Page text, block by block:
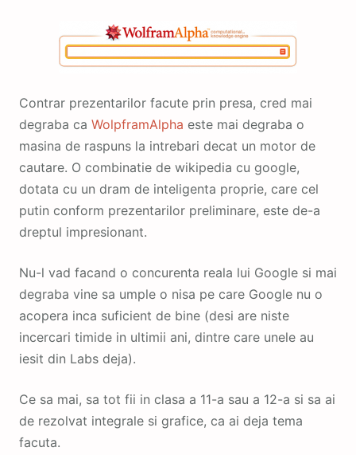
Contrar prezentarilor facute prin presa, cred mai
degraba ca WolpframAlpha este mai degraba o
masina de raspuns la intrebari decat un motor de
cautare. O combinatie de wikipedia cu google,
dotata cu un dram de inteligenta proprie, care cel
putin conform prezentarilor preliminare, este de-a
dreptul impresionant.
Nu-l vad facand o concurenta reala lui Google si mai
degraba vine sa umple o nisa pe care Google nu o
acopera inca suficient de bine (desi are niste
incercari timide in ultimii ani, dintre care unele au
iesit din Labs deja).
Ce sa mai, sa tot fii in clasa a 11-a sau a 12-a si sa ai
de rezolvat integrale si grafice, ca ai deja tema
facuta.